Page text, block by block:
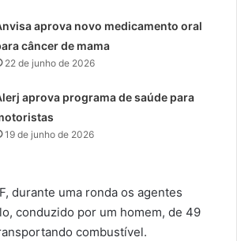
aprova novo medicamento oral
câncer de mama
22 de junho de 2026
aprova programa de saúde para
19 de junho de 2026
durante uma ronda os agentes
conduzido por um homem, de 49
combustível.